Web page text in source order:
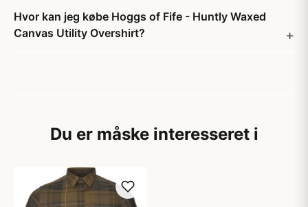
Hvor kan jeg købe Hoggs of Fife - Huntly Waxed
Canvas Utility Overshirt?
Du er måske interesseret i